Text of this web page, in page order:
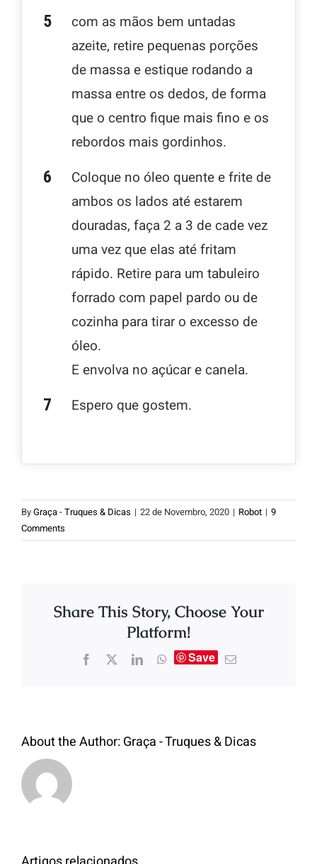
com as mãos bem untadas
azeite, retire pequenas porções
de massa e estique rodando a
massa entre os dedos, de forma
que o centro fique mais fino e os
rebordos mais gordinhos.
Coloque no óleo quente e frite de
ambos os lados até estarem
douradas, faça 2 a 3 de cade vez
uma vez que elas até fritam
rápido. Retire para um tabuleiro
forrado com papel pardo ou de
cozinha para tirar o excesso de
óleo.
E envolva no açúcar e canela.
Espero que gostem.
ByGraça - Truques & Dicas | 22 de Novembro, 2020 | Robot | 9
Comments
Share This Story, Choose Your
Platform!
Save
About the Author:Graça - Truques & Dicas